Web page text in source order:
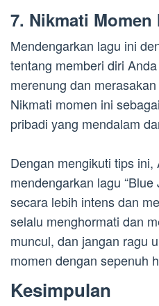
7. Nikmati Momen
Mendengarkan lagu ini
tentang memberi diri
merenung dan
Nikmati momen ini
pribadi yang mendalam
Dengan mengikuti tips ini,
mendengarkan lagu
secara lebih intens dan
selalu menghormati dan
muncul, dan jangan ragu
momen dengan sepenuh
Kesimpulan